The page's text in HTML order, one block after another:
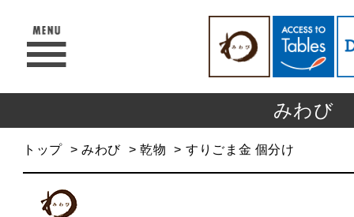
みわび
トップ みわび 乾物 すりごま金 個分け